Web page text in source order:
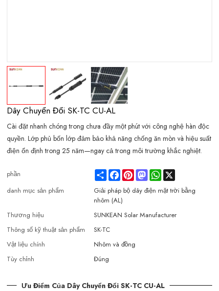
Dây Chuyển Đổi SK-TC CU-AL
Cài đặt nhanh chóng trong chưa đầy một phút với công nghệ hàn độc
quyền. Lớp phủ bốn lớp đảm bảo khả năng chống ăn mòn và hiệu suất
điện ổn định trong 25 năm—ngay cả trong môi trường khắc nghiệt.
phần ShareFacebookPinterestMastodonWhatsApp
danh mục sản phẩm
Giải pháp bộ dây điện mặt trời bằng
nhôm (AL)
Thương hiệu
SUNKEAN Solar Manufacturer
Thông số kỹ thuật sản phẩm
SK-TC
Vật liệu chính
Nhôm và đồng
Tùy chỉnh
Đúng
Ưu Điểm Của Dây Chuyển Đổi SK-TC CU-AL